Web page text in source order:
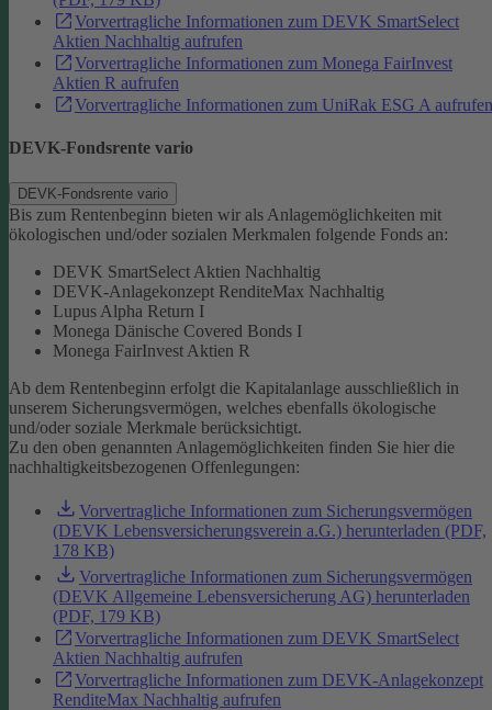
Vorvertragliche Informationen zum DEVK SmartSelect
Aktien Nachhaltig aufrufen
Vorvertragliche Informationen zum Monega FairInvest
Aktien R aufrufen
Vorvertragliche Informationen zum UniRak ESG A aufrufen
DEVK-Fondsrente vario
DEVK-Fondsrente vario
Bis zum Rentenbeginn bieten wir als Anlagemöglichkeiten mit
ökologischen und/oder sozialen Merkmalen folgende Fonds an:
DEVK SmartSelect Aktien Nachhaltig
DEVK-Anlagekonzept RenditeMax Nachhaltig
Lupus Alpha Return I
Monega Dänische Covered Bonds I
Monega FairInvest Aktien R
Ab dem Rentenbeginn erfolgt die Kapitalanlage ausschließlich in
unserem Sicherungsvermögen, welches ebenfalls ökologische
und/oder soziale Merkmale berücksichtigt.
Zu den oben genannten Anlagemöglichkeiten finden Sie hier die
nachhaltigkeitsbezogenen Offenlegungen:
Vorvertragliche Informationen zum Sicherungsvermögen
(DEVK Lebensversicherungsverein a.G.) herunterladen (PDF,
178 KB)
Vorvertragliche Informationen zum Sicherungsvermögen
(DEVK Allgemeine Lebensversicherung AG) herunterladen
(PDF, 179 KB)
Vorvertragliche Informationen zum DEVK SmartSelect
Aktien Nachhaltig aufrufen
Vorvertragliche Informationen zum DEVK-Anlagekonzept
RenditeMax Nachhaltig aufrufen